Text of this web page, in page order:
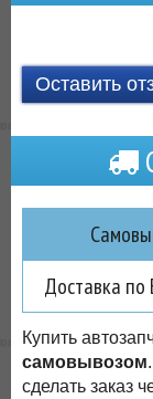
Оставить
Доставка по
Купить
самовывозом
сделать заказ